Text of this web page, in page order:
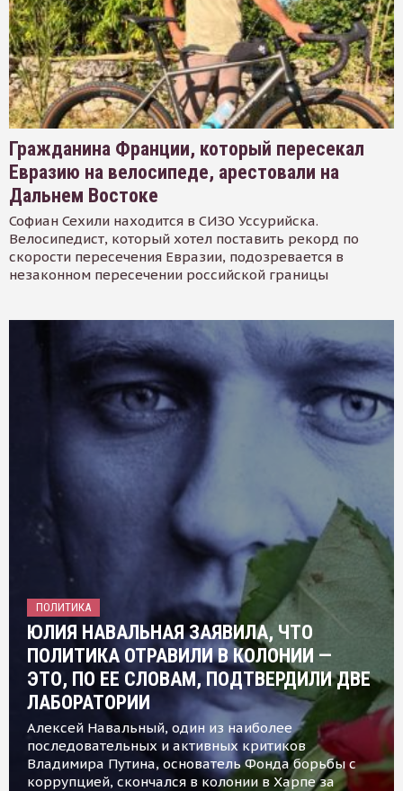
Гражданина Франции, который пересекал
Евразию на велосипеде, арестовали на
Дальнем Востоке
Софиан Сехили находится в СИЗО Уссурийска.
Велосипедист, который хотел поставить рекорд по
скорости пересечения Евразии, подозревается в
незаконном пересечении российской границы
ПОЛИТИКА
ЮЛИЯ НАВАЛЬНАЯ ЗАЯВИЛА, ЧТО
ПОЛИТИКА ОТРАВИЛИ В КОЛОНИИ —
ЭТО, ПО ЕЕ СЛОВАМ, ПОДТВЕРДИЛИ ДВЕ
ЛАБОРАТОРИИ
Алексей Навальный, один из наиболее
последовательных и активных критиков
Владимира Путина, основатель Фонда борьбы с
коррупцией, скончался в колонии в Харпе за